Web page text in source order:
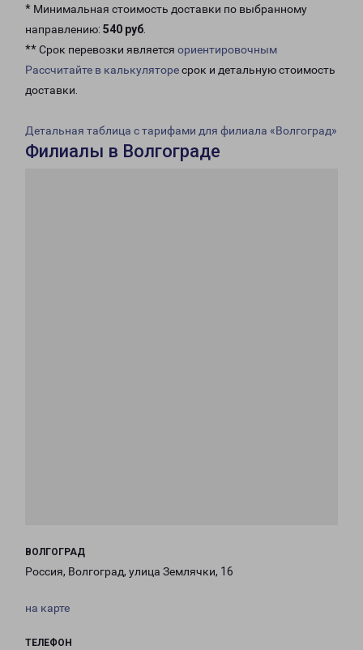
* Минимальная стоимость доставки по выбранному
направлению: 540 руб.
** Срок перевозки является ориентировочным
Рассчитайте в калькуляторесрок и детальную стоимость
доставки.
Детальная таблица с тарифами для филиала «Волгоград»
Филиалы в Волгограде
ВОЛГОГРАД
Россия, Волгоград, улица Землячки, 16
на карте
ТЕЛЕФОН